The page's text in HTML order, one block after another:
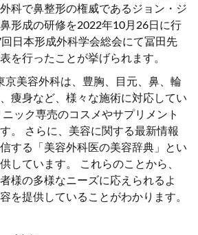
科で鼻整形の権威であるジョン・ジ
形成の研修を2022年10月26日に行
日本形成外科学会総会にて冨田先
を行ったことが挙げられます。
京美容外科は、豊胸、目元、鼻、輪
痩身など、様々な施術に対応してい
ック専売のコスメやサプリメント
。 さらに、美容に関する最新情報
する「美容外科医の美容辞典」とい
しています。 これらのことから、
様の多様なニーズに応えられるよ
を提供していることがわかります。